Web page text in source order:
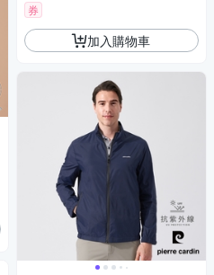
券
加入購物車